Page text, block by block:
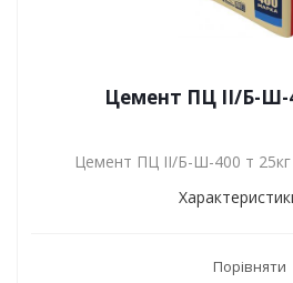
Цемент ПЦ ІІ/Б-Ш-
Цемент ПЦ ІІ/Б-Ш-400 т
Порівняти